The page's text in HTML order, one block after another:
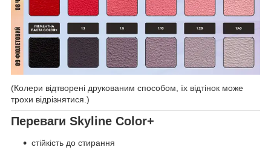
(Колери відтворені друкованим способом, їх відтінок може
трохи відрізнятися.)
Переваги Skyline Color+
стійкість до стирання